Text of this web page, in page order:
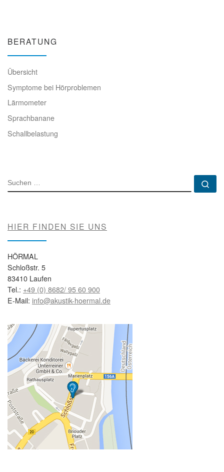
BERATUNG
Übersicht
Symptome bei Hörproblemen
Lärmometer
Sprachbanane
Schallbelastung
SUCHE
HIER FINDEN SIE UNS
HÖRMAL
Schloßstr. 5
83410 Laufen
Tel.: +49 (0) 8682/ 95 60 900
E-Mail: info@akustik-hoermal.de